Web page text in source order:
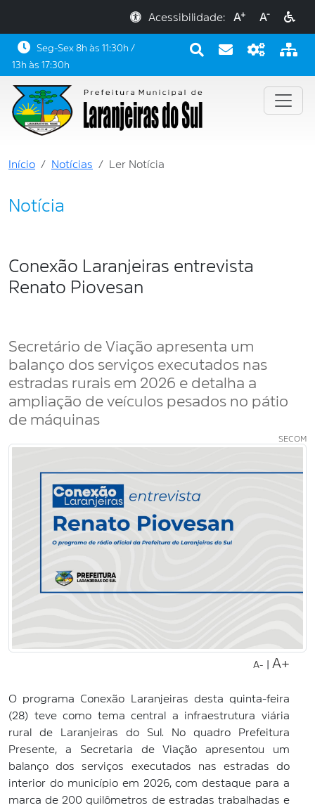
Acessibilidade: A+ A-
Seg-Sex 8h às 11:30h /
13h às 17:30h
Início Notícias Ler Notícia
Notícia
Conexão Laranjeiras entrevista
Renato Piovesan
Secretário de Viação apresenta um
balanço dos serviços executados nas
estradas rurais em 2026 e detalha a
ampliação de veículos pesados no pátio
de máquinas
SECOM
A- A+
O programa Conexão Laranjeiras desta quinta-feira
(28) teve como tema central a infraestrutura viária
rural de Laranjeiras do Sul. No quadro Prefeitura
Presente, a Secretaria de Viação apresentou um
balanço dos serviços executados nas estradas do
interior do município em 2026, com destaque para a
marca de 200 quilômetros de estradas trabalhadas e